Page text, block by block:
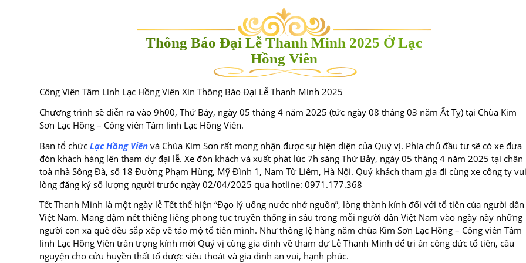
Thông Báo Đại Lễ Thanh Minh 2025 Ở Lạc
Hồng Viên
Công Viên Tâm Linh Lạc Hồng Viên Xin Thông Báo Đại Lễ Thanh Minh 2025
Chương trình sẽ diễn ra vào 9h00, Thứ Bảy, ngày 05 tháng 4 năm 2025 (tức ngày 08 tháng 03 năm Ất Tỵ) tại Chùa Kim
Sơn Lạc Hồng – Công viên Tâm linh Lạc Hồng Viên.
Ban tổ chức Lạc Hồng Viên và Chùa Kim Sơn rất mong nhận được sự hiện diện của Quý vị. Phía chủ đầu tư sẽ có xe đưa
đón khách hàng lên tham dự đại lễ. Xe đón khách và xuất phát lúc 7h sáng Thứ Bảy, ngày 05 tháng 4 năm 2025 tại chân
toà nhà Sông Đà, số 18 Đường Phạm Hùng, Mỹ Đình 1, Nam Từ Liêm, Hà Nội. Quý khách tham gia đi cùng xe công ty vui
lòng đăng ký số lượng người trước ngày 02/04/2025 qua hotline: 0971.177.368
Tết Thanh Minh là một ngày lễ Tết thể hiện “Đạo lý uống nước nhớ nguồn”, lòng thành kính đối với tổ tiên của người dân
Việt Nam. Mang đậm nét thiêng liêng phong tục truyền thống in sâu trong mỗi người dân Việt Nam vào ngày này những
người con xa quê đều sắp xếp về tảo mộ tổ tiên mình. Như thông lệ hàng năm chùa Kim Sơn Lạc Hồng – Công viên Tâm
linh Lạc Hồng Viên trân trọng kính mời Quý vị cùng gia đình về tham dự Lễ Thanh Minh để tri ân công đức tổ tiên, cầu
nguyện cho cửu huyền thất tổ được siêu thoát và gia đình an vui, hạnh phúc.